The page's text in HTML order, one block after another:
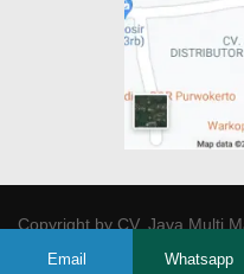
Copyright byCV. Java Multi
Email Whatsapp